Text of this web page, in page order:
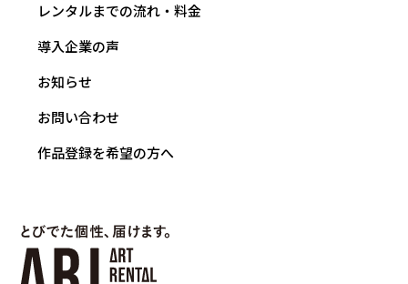
レンタルまでの流れ・料金
導入企業の声
お知らせ
お問い合わせ
作品登録を希望の方へ